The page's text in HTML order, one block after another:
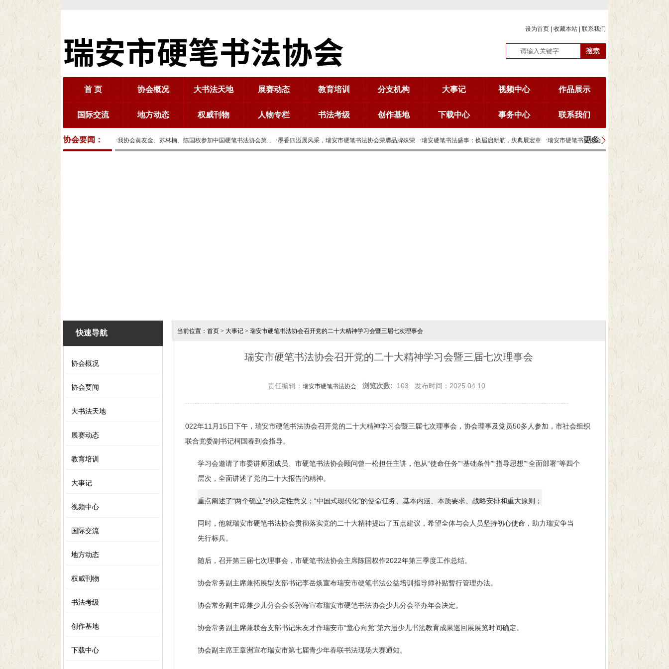
设为首页 收藏本站 联系我们
首 页 协会概况 大书法天地 展赛动态 教育培训 分支机构 大事记 视频中心 作品展示
国际交流 地方动态 权威刊物 人物专栏 书法考级 创作基地 下载中心 事务中心 联系我们
协会要闻： ·我协会黄友金、苏林楠、陈国权参加中国硬笔书法协会第... ·墨香四溢展风采，瑞安市硬笔书法协会荣膺品牌殊荣·瑞安硬笔书法盛事：换届启新航，庆典展宏章·瑞安市硬笔书法协会
更多
快速导航
协会概况
协会要闻
大书法天地
展赛动态
教育培训
大事记
视频中心
国际交流
地方动态
权威刊物
书法考级
创作基地
下载中心
当前位置： 首页 > 大事记 > 瑞安市硬笔书法协会召开党的二十大精神学习会暨三届七次理事会
瑞安市硬笔书法协会召开党的二十大精神学习会暨三届七次理事会
责任编辑： 瑞安市硬笔书法协会 浏览次数: 103 发布时间：2025.04.10
022年11月15日下午，瑞安市硬笔书法协会召开党的二十大精神学习会暨三届七次理事会，协会理事及党员50多人参加，市社会组织
联合党委副书记柯国春到会指导。
学习会邀请了市委讲师团成员、市硬笔书法协会顾问曾一松担任主讲，他从“使命任务”“基础条件”“指导思想”“全面部署”等四个
层次，全面讲述了党的二十大报告的精神。
重点阐述了“两个确立”的决定性意义； “中国式现代化”的使命任务、基本内涵、本质要求、战略安排和重大原则；
同时，他就瑞安市硬笔书法协会贯彻落实党的二十大精神提出了五点建议，希望全体与会人员坚持初心使命，助力瑞安争当
先行标兵。
随后，召开第三届七次理事会，市硬笔书法协会主席陈国权作2022年第三季度工作总结。
协会常务副主席兼拓展型支部书记李岳焕宣布瑞安市硬笔书法公益培训指导师补贴暂行管理办法。
协会常务副主席兼少儿分会会长孙海宣布瑞安市硬笔书法协会少儿分会举办年会决定。
协会常务副主席兼联合支部书记朱友才作瑞安市“童心向党”第六届少儿书法教育成果巡回展展览时间确定。
协会副主席王章洲宣布瑞安市第七届青少年春联书法现场大赛通知。